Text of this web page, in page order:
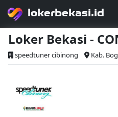
lokerbekasi.id
Loker Bekasi -
speedtuner cibinong Kab.